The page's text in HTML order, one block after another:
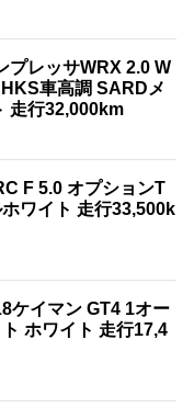
プレッサWRX 2.0 W
車高調 SARDメ
走行32,000km
F 5.0 オプションT
ワイト 走行33,500k
ケイマン GT4 1オー
ホワイト 走行17,4